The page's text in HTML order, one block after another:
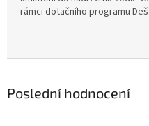
rámci dotačního programu
Poslední hodnocení